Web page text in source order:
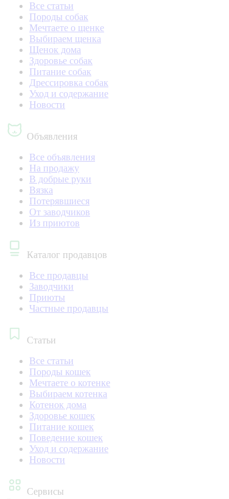
Все статьи
Породы собак
Мечтаете о щенке
Выбираем щенка
Щенок дома
Здоровье собак
Питание собак
Дрессировка собак
Уход и содержание
Новости
Объявления
Все объявления
На продажу
В добрые руки
Вязка
Потерявшиеся
От заводчиков
Из приютов
Каталог продавцов
Все продавцы
Заводчики
Приюты
Частные продавцы
Статьи
Все статьи
Породы кошек
Мечтаете о котенке
Выбираем котенка
Котенок дома
Здоровье кошек
Питание кошек
Поведение кошек
Уход и содержание
Новости
Сервисы